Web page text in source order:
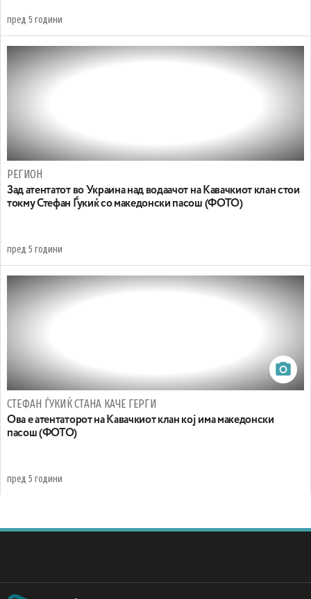
пред 5 години
РЕГИОН
Зад атентатот во Украина над водаачот на Кавачкиот клан стои
токму Стефан Ѓукиќ со македонски пасош (ФОТО)
пред 5 години
СТЕФАН ЃУКИЌ СТАНА КАЧЕ ГЕРГИ
Ова е атентаторот на Кавачкиот клан кој има македонски
пасош (ФОТО)
пред 5 години